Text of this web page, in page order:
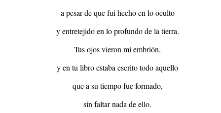
a pesar de que fui hecho en lo oculto
y entretejido en lo profundo de la tierra.
Tus ojos vieron mi embrión,
y en tu libro estaba escrito todo aquello
que a su tiempo fue formado,
sin faltar nada de ello.